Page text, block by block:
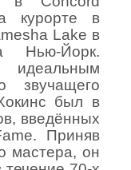
курорте в
Lake в
Нью-Йорк.
идеальным
звучащего
был в
введённых
Приняв
мастера, он